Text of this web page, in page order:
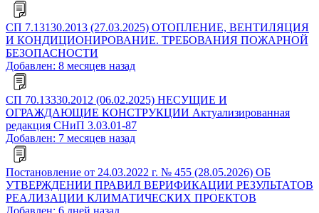
СП 7.13130.2013 (27.03.2025) ОТОПЛЕНИЕ, ВЕНТИЛЯЦИЯ
И КОНДИЦИОНИРОВАНИЕ. ТРЕБОВАНИЯ ПОЖАРНОЙ
БЕЗОПАСНОСТИ
Добавлен: 8 месяцев назад
СП 70.13330.2012 (06.02.2025) НЕСУЩИЕ И
ОГРАЖДАЮЩИЕ КОНСТРУКЦИИ Актуализированная
редакция СНиП 3.03.01-87
Добавлен: 7 месяцев назад
Постановление от 24.03.2022 г. № 455 (28.05.2026) ОБ
УТВЕРЖДЕНИИ ПРАВИЛ ВЕРИФИКАЦИИ РЕЗУЛЬТАТОВ
РЕАЛИЗАЦИИ КЛИМАТИЧЕСКИХ ПРОЕКТОВ
Добавлен: 6 дней назад